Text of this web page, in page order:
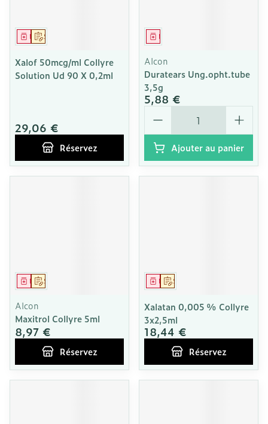
Sur prescription
Médicament
Xalof 50mcg/ml Collyre
Solution Ud 90 X 0,2ml
29,06 €
Réservez
Médicament
Alcon
Duratears Ung.opht.tube
3,5g
5,88 €
Quantité
Ajouter au panier
Sur prescription
Médicament
Alcon
Maxitrol Collyre 5ml
8,97 €
Réservez
Sur prescription
Médicament
Xalatan 0,005 % Collyre
3x2,5ml
18,44 €
Réservez